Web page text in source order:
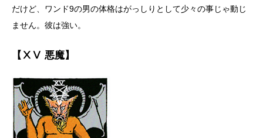
だけど、ワンド9の男の体格はがっしりとして少々の事じゃ動じ
ません。彼は強い。
【ⅩⅤ 悪魔】